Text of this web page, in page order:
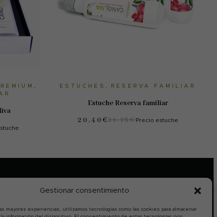
Gestionar consentimiento
mejores experiencias, utilizamos tecnologías como las cookies para almacenar
AÑADIR AL CARRITO
ESTUCHES RESERVA FAMILIAR
Estuche Reserva familiar
21,75€
20,40 € Precio estuche
PAGO 100% SEGURO (SSL)